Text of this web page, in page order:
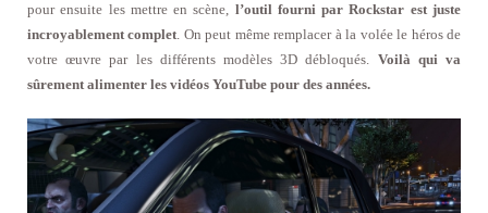
pour ensuite les mettre en scène, l’outil fourni par Rockstar est juste
incroyablement complet. On peut même remplacer à la volée le héros de
votre œuvre par les différents modèles 3D débloqués. Voilà qui va
sûrement alimenter les vidéos YouTube pour des années.